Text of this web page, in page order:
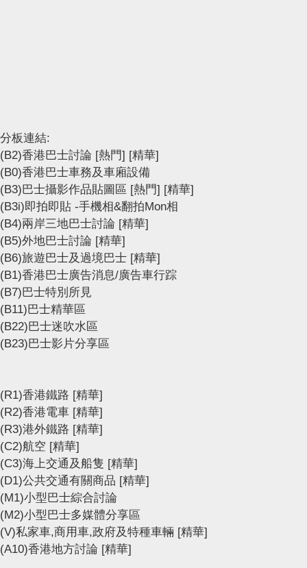
分板連結:
(B2)香港巴士討論 [熱門] [精華]
(B0)香港巴士車務及車廂設備
(B3)巴士攝影作品貼圖區 [熱門] [精華]
(B3i)即拍即貼 -手機相&翻拍Mon相
(B4)兩岸三地巴士討論 [精華]
(B5)外地巴士討論 [精華]
(B6)旅遊巴士及過境巴士 [精華]
(B1)香港巴士廣告消息/廣告車行踪
(B7)巴士特別所見
(B11)巴士精華區
(B22)巴士迷吹水區
(B23)巴士影片分享區
(R1)香港鐵路 [精華]
(R2)香港電車 [精華]
(R3)港外鐵路 [精華]
(C2)航空 [精華]
(C3)海上交通及船隻 [精華]
(D1)公共交通有關商品 [精華]
(M1)小型巴士綜合討論
(M2)小型巴士多媒體分享區
(V)私家車,商用車,政府及特種車輛 [精華]
(A10)香港地方討論 [精華]